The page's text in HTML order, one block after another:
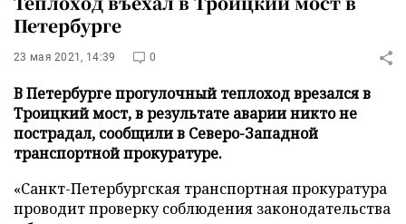
Петербурге
23 мая 2021, 14:39 0
В Петербурге прогулочный теплоход врезался в
Троицкий мост, в результате аварии никто не
пострадал, сообщили в Северо-Западной
транспортной прокуратуре.
«Санкт-Петербургская транспортная прокуратура
проводит проверку соблюдения законодательства